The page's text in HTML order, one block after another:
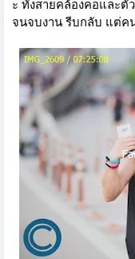
ะ ทั้งสายคล้องคอและตั
จนจบงาน รีบกลับ แต่ค